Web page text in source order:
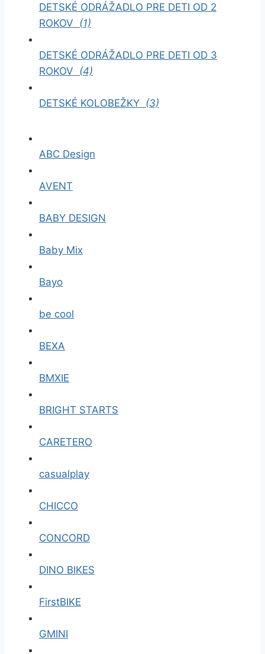
DETSKÉ ODRÁŽADLO PRE DETI OD 2
ROKOV (1)
DETSKÉ ODRÁŽADLO PRE DETI OD 3
ROKOV (4)
DETSKÉ KOLOBEŽKY (3)
ABC Design
AVENT
BABY DESIGN
Baby Mix
Bayo
be cool
BEXA
BMXIE
BRIGHT STARTS
CARETERO
casualplay
CHICCO
CONCORD
DINO BIKES
FirstBIKE
GMINI